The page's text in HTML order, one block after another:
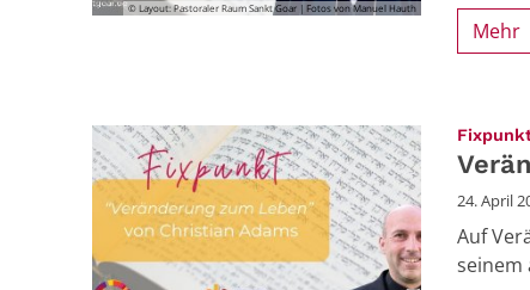
© Layout: Pastoraler Raum Sankt Goar | Fotos von Manuel Hauth
Mehr
24. April
Auf
seinem